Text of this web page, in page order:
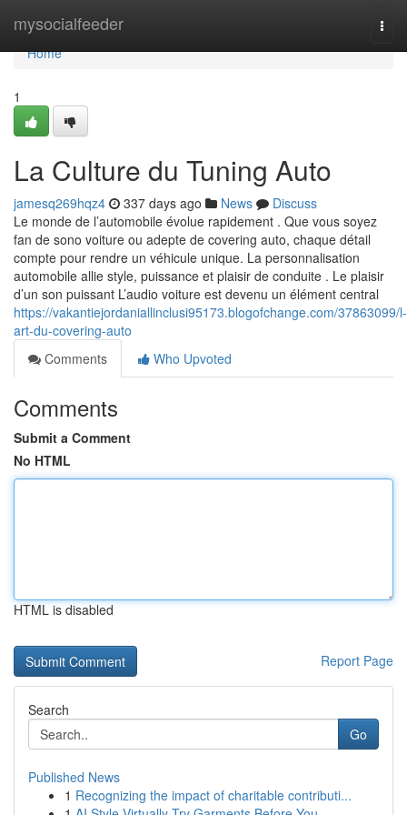
mysocialfeeder
Home
Home
1
La Culture du Tuning Auto
jamesq269hqz4 337 days ago News
Discuss
Le monde de l’automobile évolue rapidement . Que vous soyez
fan de sono voiture ou adepte de covering auto, chaque détail
compte pour rendre un véhicule unique. La personnalisation
automobile allie style, puissance et plaisir de conduite . Le plaisir
d’un son puissant L’audio voiture est devenu un élément central
https://vakantiejordaniallinclusi95173.blogofchange.com/37863099/l-
art-du-covering-auto
Comments
Who Upvoted
Comments
Submit a Comment
No HTML
HTML is disabled
Report Page
Search
Go
Published News
1 Recognizing the impact of charitable contributi...